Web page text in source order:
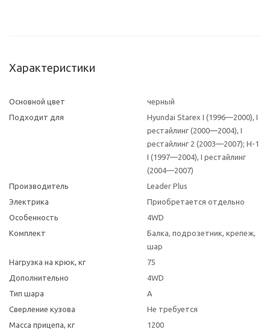
Характеристики
Основной цвет
черный
Подходит для
Hyundai Starex I (1996—2000), I
рестайлинг (2000—2004), I
рестайлинг 2 (2003—2007); H-1
I (1997—2004), I рестайлинг
(2004—2007)
Производитель
Leader Plus
Электрика
Приобретается отдельно
Особенность
4WD
Комплект
Балка, подрозетник, крепеж,
шар
Нагрузка на крюк, кг
75
Дополнительно
4WD
Тип шара
A
Сверление кузова
Не требуется
Масса прицепа, кг
1200